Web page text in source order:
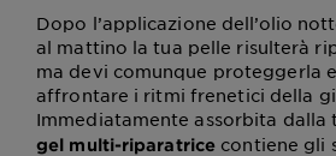
Dopo l’applicazione dell’olio
al mattino la tua pelle risulterà
ma devi comunque proteggerla
affrontare i ritmi frenetici della
Immediatamente assorbita dalla
gel multi-riparatrice contiene gli